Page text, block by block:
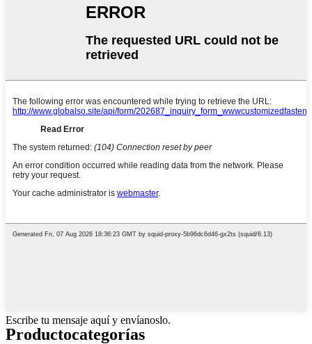
Escribe tu mensaje aquí y envíanoslo.
Productocategorías